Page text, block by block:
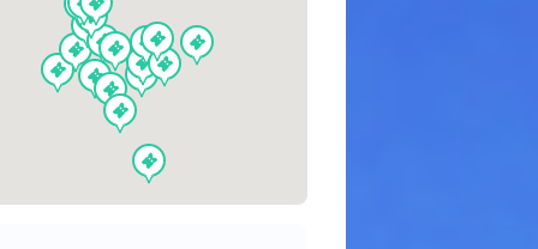
events
events
events
events
events
events
eventsevents
events
events
events
events
events
events
events
events events